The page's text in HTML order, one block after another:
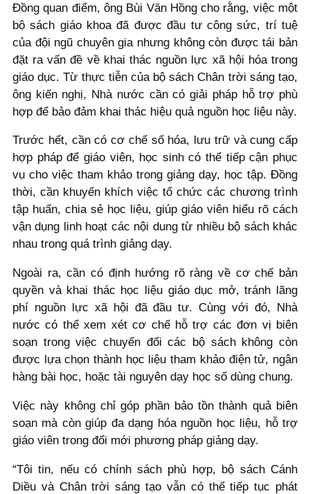
Đồng quan điểm, ông Bùi Văn Hồng cho rằng, việc một
bộ sách giáo khoa đã được đầu tư công sức, trí tuệ
của đội ngũ chuyên gia nhưng không còn được tái bản
đặt ra vấn đề về khai thác nguồn lực xã hội hóa trong
giáo dục. Từ thực tiễn của bộ sách Chân trời sáng tạo,
ông kiến nghị, Nhà nước cần có giải pháp hỗ trợ phù
hợp để bảo đảm khai thác hiệu quả nguồn học liệu này.
Trước hết, cần có cơ chế số hóa, lưu trữ và cung cấp
hợp pháp để giáo viên, học sinh có thể tiếp cận phục
vụ cho việc tham khảo trong giảng dạy, học tập. Đồng
thời, cần khuyến khích việc tổ chức các chương trình
tập huấn, chia sẻ học liệu, giúp giáo viên hiểu rõ cách
vận dụng linh hoạt các nội dung từ nhiều bộ sách khác
nhau trong quá trình giảng dạy.
Ngoài ra, cần có định hướng rõ ràng về cơ chế bản
quyền và khai thác học liệu giáo dục mở, tránh lãng
phí nguồn lực xã hội đã đầu tư. Cùng với đó, Nhà
nước có thể xem xét cơ chế hỗ trợ các đơn vị biên
soạn trong việc chuyển đổi các bộ sách không còn
được lựa chọn thành học liệu tham khảo điện tử, ngân
hàng bài học, hoặc tài nguyên dạy học số dùng chung.
Việc này không chỉ góp phần bảo tồn thành quả biên
soạn mà còn giúp đa dạng hóa nguồn học liệu, hỗ trợ
giáo viên trong đổi mới phương pháp giảng dạy.
“Tôi tin, nếu có chính sách phù hợp, bộ sách Cánh
Diều và Chân trời sáng tạo vẫn có thể tiếp tục phát